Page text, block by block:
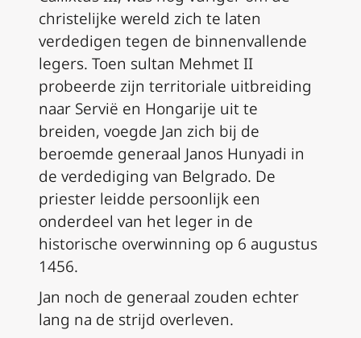
christelijke wereld zich te laten
verdedigen tegen de binnenvallende
legers. Toen sultan Mehmet II
probeerde zijn territoriale uitbreiding
naar Servië en Hongarije uit te
breiden, voegde Jan zich bij de
beroemde generaal Janos Hunyadi in
de verdediging van Belgrado. De
priester leidde persoonlijk een
onderdeel van het leger in de
historische overwinning op 6 augustus
1456.
Jan noch de generaal zouden echter
lang na de strijd overleven.